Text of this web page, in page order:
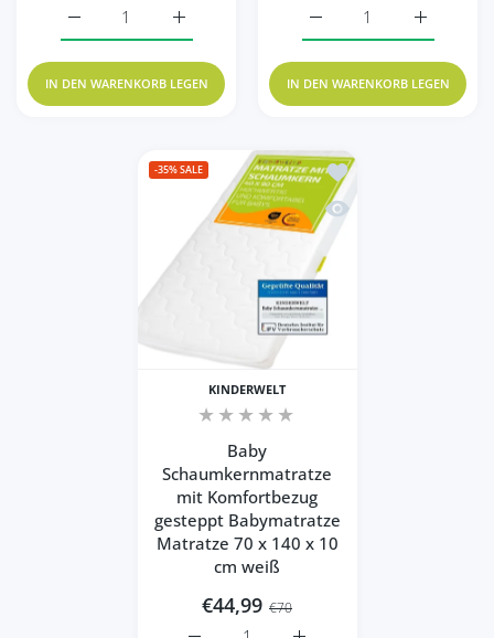
Erhöhe die Menge für Schaumstoff
Erhöhe die Menge für Schaumstoff Polster
IN DEN WARENKORB LEGEN
Erhöhe
Erhöhe die Menge für
IN DEN WARENKORB LEGEN
-35%SALE
Zur Wunschliste
Schnellansicht Baby
KINDERWELT
Baby
Schaumkernmatratze
mit Komfortbezug
gesteppt Babymatratze
Matratze 70 x 140 x 10
cm weiß
€44,99 €70